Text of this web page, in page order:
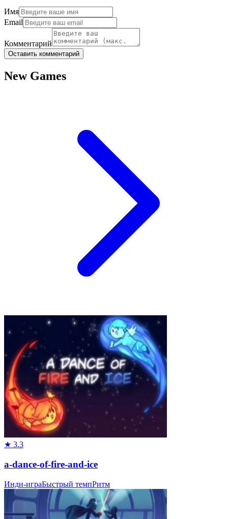
Имя
Email
Комментарий
Оставить комментарий
New Games
★ 3.3
a-dance-of-fire-and-ice
Инди-играБыстрый темпРитм